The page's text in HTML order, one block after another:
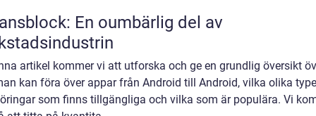
En oumbärlig del av
artikel kommer vi att utforska och ge en grundlig översikt
kan föra över appar från Android till Android, vilka olika
som finns tillgängliga och vilka som är populära. Vi